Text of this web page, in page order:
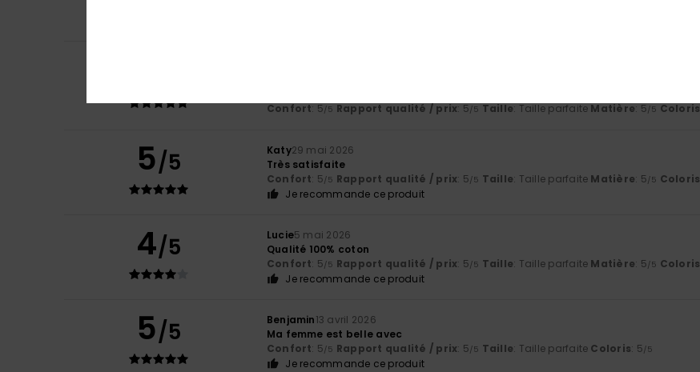
Confort: 5/5 Rapport qualité / prix: 5/5 Taille: Taille parfaite Matière: 5/5 Coloris
5/5 Katy29 mai 2026
Très satisfaite
Confort: 5/5 Rapport qualité / prix: 5/5 Taille: Taille parfaite Matière: 5/5 Coloris
Je recommande ce produit
4/5 Lucie5 mai 2026
Qualité 100% coton
Confort: 5/5 Rapport qualité / prix: 5/5 Taille: Taille parfaite Matière: 5/5 Coloris
Je recommande ce produit
5/5 Benjamin13 avril 2026
Ma femme est belle avec
Confort: 5/5 Rapport qualité / prix: 5/5 Taille: Taille parfaite Coloris: 5/5
Je recommande ce produit